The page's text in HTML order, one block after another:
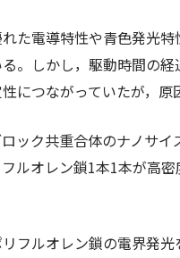
た電導特性や青色発光
。しかし，駆動時間の
につながっていたが，原
ック共重合体のナノサ
ルオレン鎖1本1本が高
フルオレン鎖の電界発